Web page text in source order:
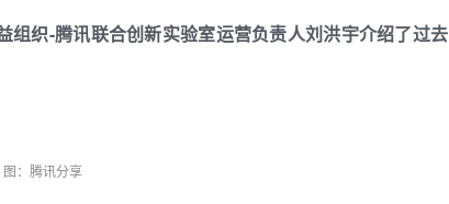
织-腾讯联合创新实验室运营负责人刘洪宇介绍了过去
图：腾讯分享